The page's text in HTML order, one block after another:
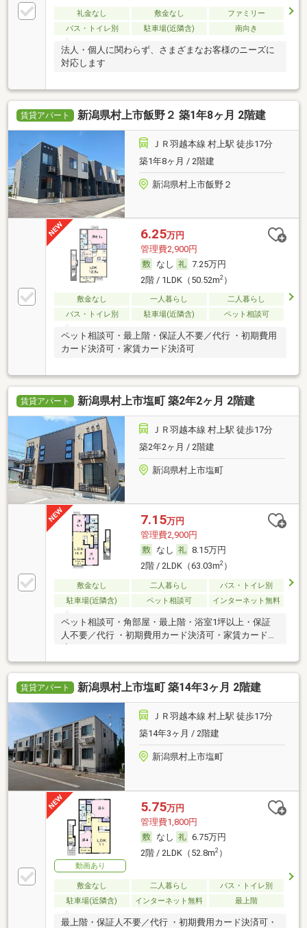
礼金なし 敷金なし
ファミリー
バス・トイレ別
駐車場(近隣含) 南向き
法人・個人に関わらず、さまざまなお客様のニーズに
対応します
賃貸アパート 新潟県村上市飯野２ 築1年8ヶ月 2階建
ＪＲ羽越本線 村上駅 徒歩17分
築1年8ヶ月 / 2階建
新潟県村上市飯野２
6.25万円
管理費2,900円
なし
7.25万円
2階 / 1LDK（50.52m2）
敷金なし 一人暮らし
二人暮らし
バス・トイレ別
駐車場(近隣含) ペット相談可
ペット相談可・最上階・保証人不要／代行 ・初期費用
カード決済可・家賃カード決済可
賃貸アパート 新潟県村上市塩町 築2年2ヶ月 2階建
ＪＲ羽越本線 村上駅 徒歩17分
築2年2ヶ月 / 2階建
新潟県村上市塩町
7.15万円
管理費2,900円
なし
8.15万円
2階 / 2LDK（63.03m2）
敷金なし 二人暮らし
バス・トイレ別
駐車場(近隣含)
ペット相談可 インターネット無料
ペット相談可・角部屋・最上階・浴室1坪以上・保証
人不要／代行 ・初期費用カード決済可・家賃カード決
済可
賃貸アパート 新潟県村上市塩町 築14年3ヶ月 2階建
ＪＲ羽越本線 村上駅 徒歩17分
築14年3ヶ月 / 2階建
新潟県村上市塩町
動画あり
5.75万円
管理費1,800円
なし
6.75万円
2階 / 2LDK（52.8m2）
敷金なし 二人暮らし
バス・トイレ別
駐車場(近隣含)
インターネット無料 最上階
最上階・保証人不要／代行 ・初期費用カード決済可・